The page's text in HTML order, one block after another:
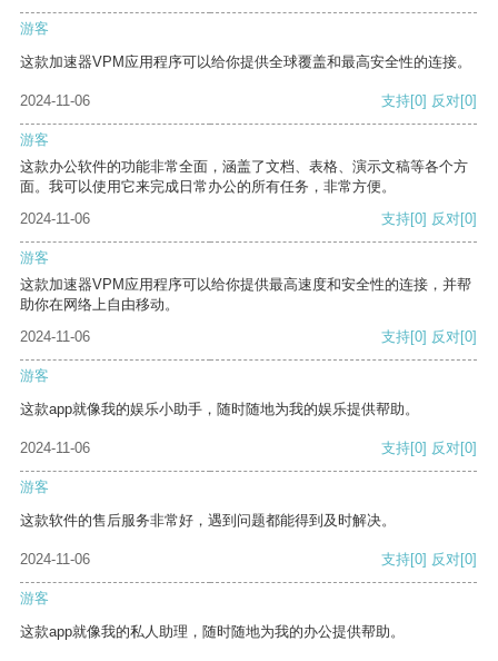
游客
这款加速器VPM应用程序可以给你提供全球覆盖和最高安全性的连接。
2024-11-06 支持[0] 反对[0]
游客
这款办公软件的功能非常全面，涵盖了文档、表格、演示文稿等各个方
面。我可以使用它来完成日常办公的所有任务，非常方便。
2024-11-06
支持[0] 反对[0]
游客
这款加速器VPM应用程序可以给你提供最高速度和安全性的连接，并帮
助你在网络上自由移动。
2024-11-06
支持[0] 反对[0]
游客
这款app就像我的娱乐小助手，随时随地为我的娱乐提供帮助。
2024-11-06 支持[0] 反对[0]
游客
这款软件的售后服务非常好，遇到问题都能得到及时解决。
2024-11-06 支持[0] 反对[0]
游客
这款app就像我的私人助理，随时随地为我的办公提供帮助。